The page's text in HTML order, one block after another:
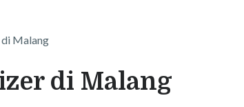
Malang
di Malang